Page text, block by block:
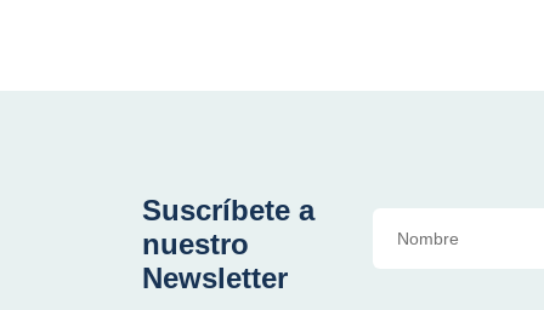
Suscríbete a
nuestro
Newsletter